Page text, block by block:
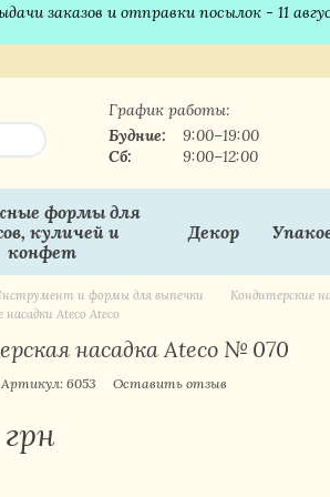
заказов и отправки посылок - 11
График работы:
Будние:
9:00–19:00
Сб:
9:00–12:00
формы для
куличей и
конфет
Декор
и формы для выпечки Кондитерские
Ateco Ateco
насадка Ateco № 070
Артикул: 6053 Оставить отзыв